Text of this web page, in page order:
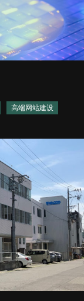
高端网站建设